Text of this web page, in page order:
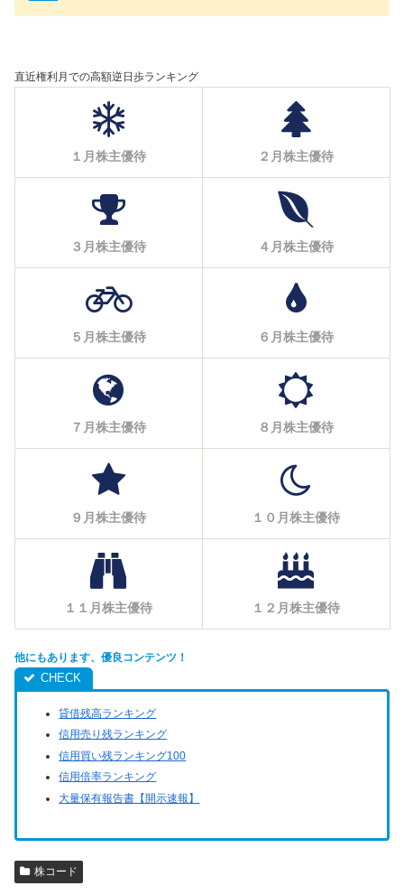
直近権利月での高額逆日歩ランキング
１月株主優待 ２月株主優待
３月株主優待 ４月株主優待
５月株主優待 ６月株主優待
７月株主優待 ８月株主優待
９月株主優待 １０月株主優待
１１月株主優待 １２月株主優待
他にもあります、優良コンテンツ！
貸借残高ランキング
信用売り残ランキング
信用買い残ランキング100
信用倍率ランキング
大量保有報告書【開示速報】
株コード